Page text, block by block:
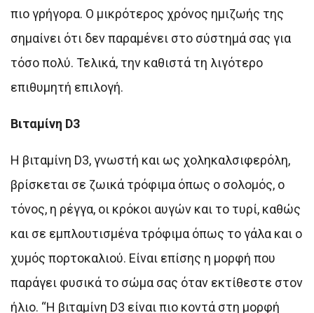
πιο γρήγορα. Ο μικρότερος χρόνος ημιζωής της
σημαίνει ότι δεν παραμένει στο σύστημά σας για
τόσο πολύ. Τελικά, την καθιστά τη λιγότερο
επιθυμητή επιλογή.
Βιταμίνη D3
Η βιταμίνη D3, γνωστή και ως χοληκαλσιφερόλη,
βρίσκεται σε ζωικά τρόφιμα όπως ο σολομός, ο
τόνος, η ρέγγα, οι κρόκοι αυγών και το τυρί, καθώς
και σε εμπλουτισμένα τρόφιμα όπως το γάλα και ο
χυμός πορτοκαλιού. Είναι επίσης η μορφή που
παράγει φυσικά το σώμα σας όταν εκτίθεστε στον
ήλιο. “Η βιταμίνη D3 είναι πιο κοντά στη μορφή